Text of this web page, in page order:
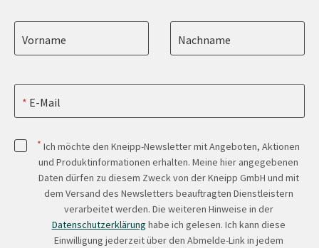
Vorname Nachname
E-Mail
* Ich möchte den Kneipp-Newsletter mit Angeboten, Aktionen
und Produktinformationen erhalten. Meine hier angegebenen
Daten dürfen zu diesem Zweck von der Kneipp GmbH und mit
dem Versand des Newsletters beauftragten Dienstleistern
verarbeitet werden. Die weiteren Hinweise in der
Datenschutzerklärung habe ich gelesen. Ich kann diese
Einwilligung jederzeit über den Abmelde-Link in jedem